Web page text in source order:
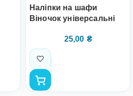
Наліпки на шафи
Віночок універсальні
25,00 ₴